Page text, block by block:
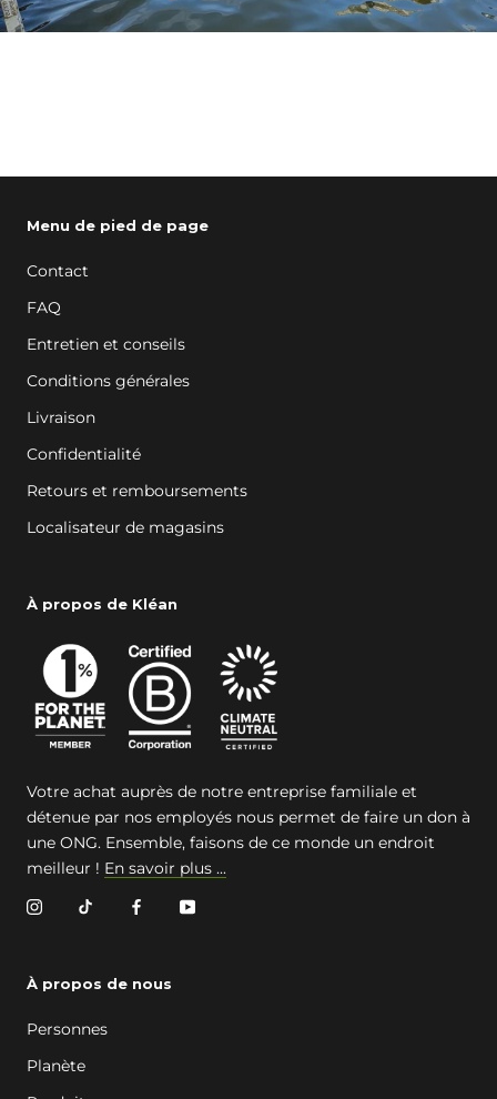
Menu de pied de page
Contact
FAQ
Entretien et conseils
Conditions générales
Livraison
Confidentialité
Retours et remboursements
Localisateur de magasins
À propos de Kléan
Votre achat auprès de notre entreprise familiale et
détenue par nos employés nous permet de faire un don à
une ONG. Ensemble, faisons de ce monde un endroit
meilleur ! En savoir plus ...
À propos de nous
Personnes
Planète